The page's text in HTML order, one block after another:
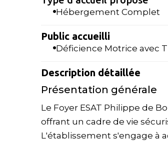
Hébergement Complet
Public accueilli
Déficience Motrice avec
Description détaillée
Présentation générale
Le Foyer ESAT Philippe de
offrant un cadre de vie
L'établissement s'engage à